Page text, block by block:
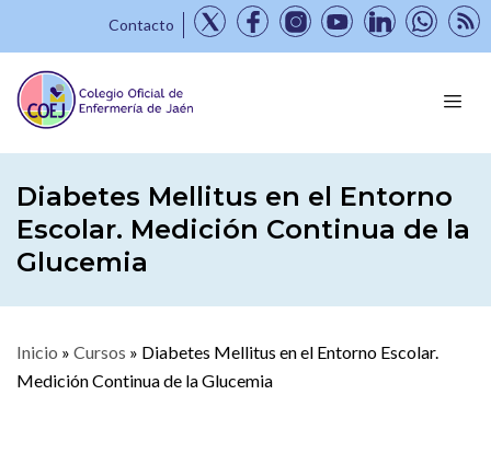
Contacto
Diabetes Mellitus en el Entorno
Escolar. Medición Continua de la
Glucemia
Inicio » Cursos » Diabetes Mellitus en el Entorno Escolar.
Medición Continua de la Glucemia